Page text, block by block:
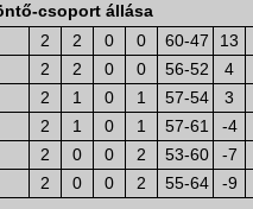
csoport állása
2 2 0 0 60-47
13
2 2 0 0 56-52
4
2 1 0 1 57-54
3
2 1 0 1 57-61
-4
2 0 0 2 53-60
-7
2 0 0 2 55-64 -9